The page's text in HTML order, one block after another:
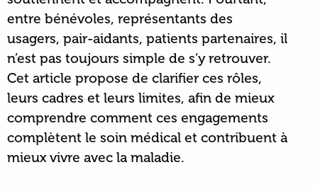
entre bénévoles, représentants des
usagers, pair-aidants, patients partenaires, il
n’est pas toujours simple de s’y retrouver.
Cet article propose de clarifier ces rôles,
leurs cadres et leurs limites, afin de mieux
comprendre comment ces engagements
complètent le soin médical et contribuent à
mieux vivre avec la maladie.